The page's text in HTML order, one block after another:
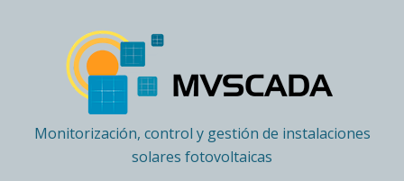
Monitorización, control y gestión de instalaciones
solares fotovoltaicas